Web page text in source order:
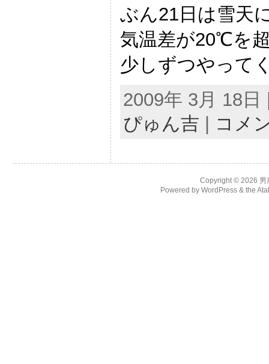
ぶん21日は雪天
気温差が20℃を
少しずつやって
2009年 3月 18
ぴゅん吉
コメ
Copyright © 2026 男
Powered by WordPress & the